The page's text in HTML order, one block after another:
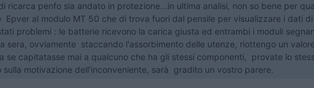
penfo sia andato in protezione...in ultima analisi, non so bene per
al modulo MT 50 che di trova fuori dal pensile per visualizzare i dati
problemi : le batterie ricevono la carica giusta ed entrambi i moduli
sera, ovviamente staccando l'assorbimento delle utenze, riottengo un
se capitatasse mai a qualcuno che ha gli stessi componenti, provate lo
motivazione dell'inconveniente, sarà gradito un vostro parere.